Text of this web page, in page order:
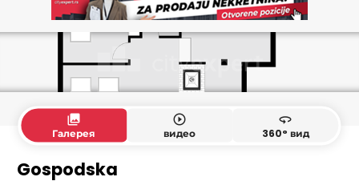
collections
Галерея
play_circle_outline
видео
360
360° вид
Gospodska